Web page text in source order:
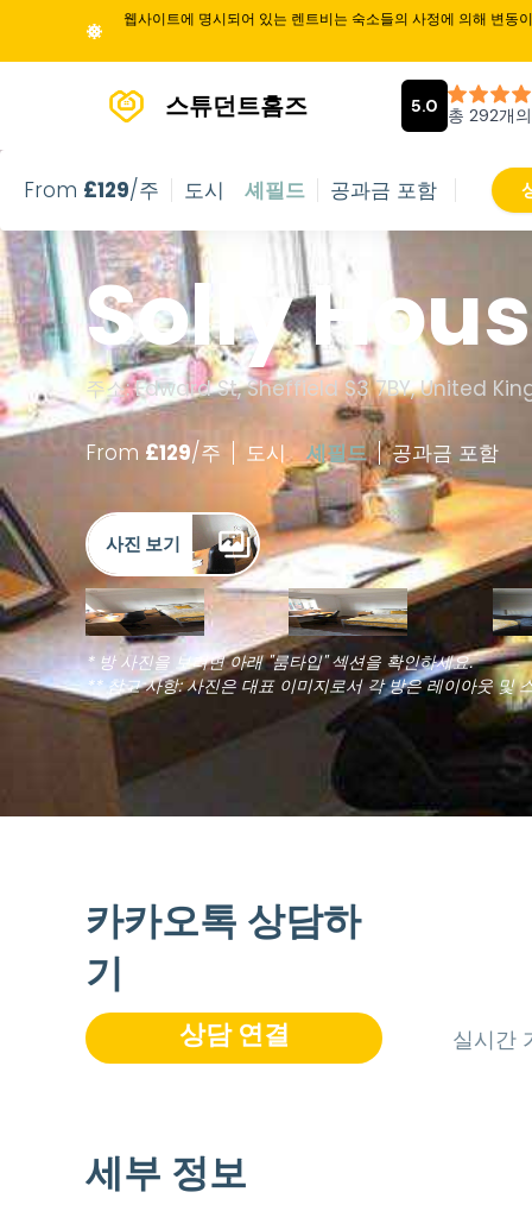
웹사이트에 명시되어 있는 렌트비는 숙소들의 사정에 의해 변동
스튜던트홈즈
From £129/주 도시 셰필드 공과금 포함
Solly
주소: Edward St, Sheffield S3 7BY, United
From £129/주 도시 셰필드 공과금 포함
사진 보기
* 방 사진을 보려면 아래 "룸타입" 섹션을 확인하세요.
** 참고 사항: 사진은 대표 이미지로서 각 방은 레이아웃 및
카카오톡 상담하
기
상담 연결 실시간
세부 정보